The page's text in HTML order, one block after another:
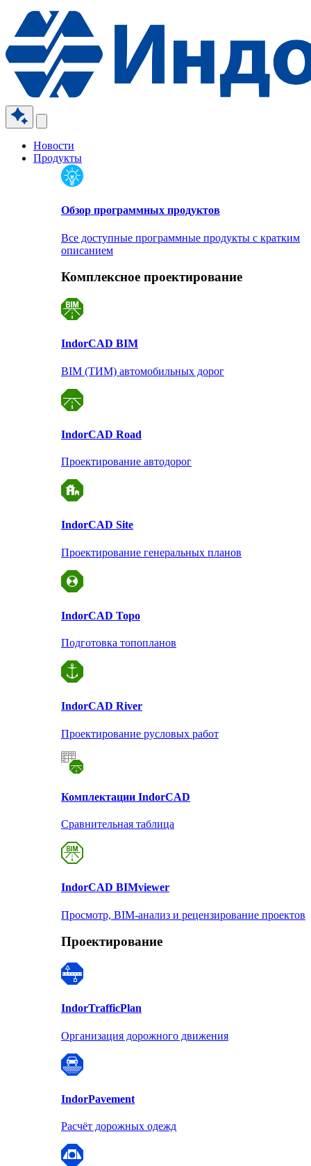
Новости
Продукты
Обзор программных продуктов
Все доступные программные продукты с кратким
описанием
Комплексное проектирование
IndorCAD BIM
BIM (ТИМ) автомобильных дорог
IndorCAD Road
Проектирование автодорог
IndorCAD Site
Проектирование генеральных планов
IndorCAD Topo
Подготовка топопланов
IndorCAD River
Проектирование русловых работ
Комплектации IndorCAD
Сравнительная таблица
IndorCAD BIMviewer
Просмотр, BIM-анализ и рецензирование проектов
Проектирование
IndorTrafficPlan
Организация дорожного движения
IndorPavement
Расчёт дорожных одежд